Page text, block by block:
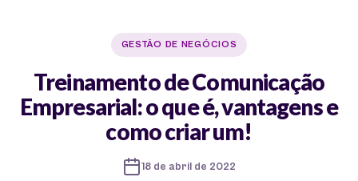
GESTÃO DE NEGÓCIOS
Treinamento de Comunicação
Empresarial: o que é, vantagens e
como criar um!
18 de abril de 2022